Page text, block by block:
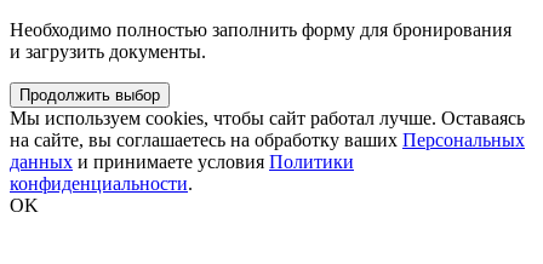
Необходимо полностью заполнить форму для бронирования
и загрузить документы.
Продолжить выбор
Мы используем cookies, чтобы сайт работал лучше. Оставаясь
на сайте, вы соглашаетесь на обработку ваших Персональных
данных и принимаете условия Политики
конфиденциальности.
ОK